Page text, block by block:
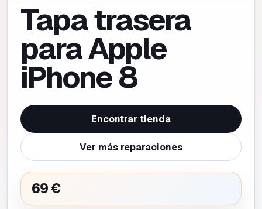
Tapa trasera
para Apple
iPhone 8
Encontrar tienda
Ver más reparaciones
69 €